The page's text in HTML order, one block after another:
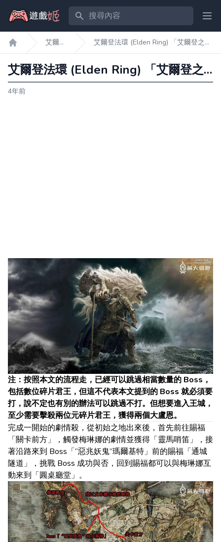
搜尋內容
遊戲姬首頁
艾爾登
法環
艾爾登法環 (Elden Ring) 「艾爾登之
王」結局路線介紹
艾爾登法環 (Elden Ring) 「艾爾登之王」結局路線介紹
4年前
注：按照本文的流程走，已經可以跳過相當數量的 Boss，
包括數位碎片君王，但這不代表本文提到的 Boss 就必須要
打，說不定也有別的辦法可以跳過不打。但想要進入王城，
至少需要擊殺兩位元碎片君王，獲得兩個大盧恩。
完成一開始的劇情殺，從初始之地出來後，首先前往賜福
「關卡前方」，觸發梅琳娜的劇情並獲得「靈馬哨笛」，接
著沿路來到 Boss「“惡兆妖鬼”瑪爾基特」前的賜福「通城
隧道」，挑戰 Boss 成功與否，回到賜福都可以與梅琳娜互
動來到「圓桌廳堂」。